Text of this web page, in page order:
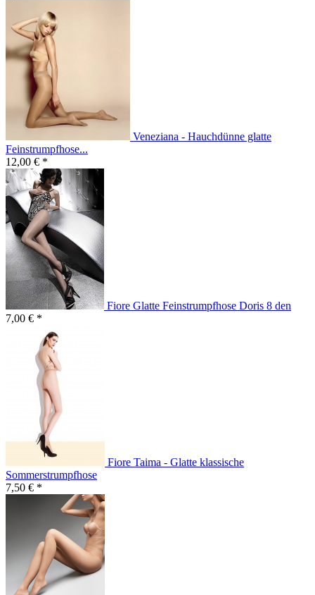
Veneziana - Hauchdünne glatte
Feinstrumpfhose...
12,00 € *
Fiore Glatte Feinstrumpfhose Doris 8 den
7,00 € *
Fiore Taima - Glatte klassische
Sommerstrumpfhose
7,50 € *